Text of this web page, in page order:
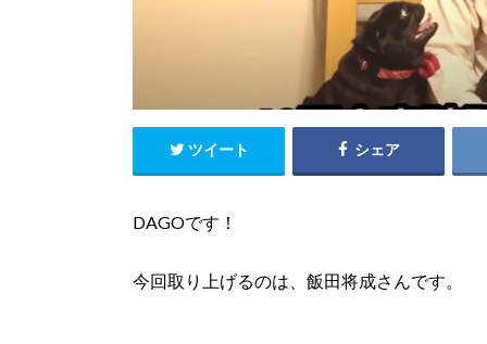
ツイート シェア
DAGOです！
今回取り上げるのは、 飯田将成さんです。